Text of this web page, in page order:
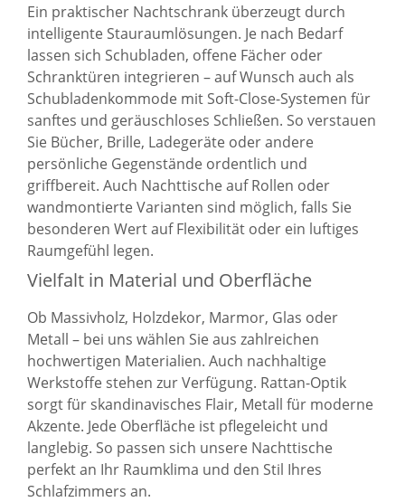
Ein praktischer Nachtschrank überzeugt durch
intelligente Stauraumlösungen. Je nach Bedarf
lassen sich Schubladen, offene Fächer oder
Schranktüren integrieren – auf Wunsch auch als
Schubladenkommode mit Soft-Close-Systemen für
sanftes und geräuschloses Schließen. So verstauen
Sie Bücher, Brille, Ladegeräte oder andere
persönliche Gegenstände ordentlich und
griffbereit. Auch Nachttische auf Rollen oder
wandmontierte Varianten sind möglich, falls Sie
besonderen Wert auf Flexibilität oder ein luftiges
Raumgefühl legen.
Vielfalt in Material und Oberfläche
Ob Massivholz, Holzdekor, Marmor, Glas oder
Metall – bei uns wählen Sie aus zahlreichen
hochwertigen Materialien. Auch nachhaltige
Werkstoffe stehen zur Verfügung. Rattan-Optik
sorgt für skandinavisches Flair, Metall für moderne
Akzente. Jede Oberfläche ist pflegeleicht und
langlebig. So passen sich unsere Nachttische
perfekt an Ihr Raumklima und den Stil Ihres
Schlafzimmers an.